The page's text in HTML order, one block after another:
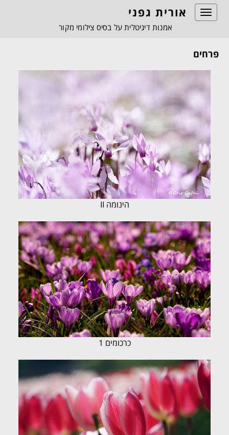
Toggle
navigation
אורית גפני
אמנות דיגיטלית על בסיס צילומי מקור
פרחים
הינומה II
כרכומים 1